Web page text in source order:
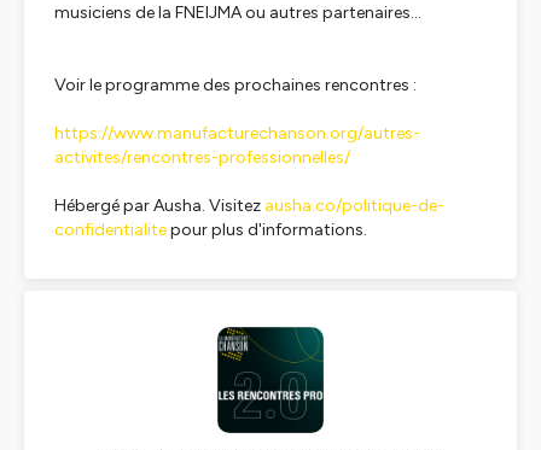
musiciens de la FNEIJMA ou autres partenaires...
Voir le programme des prochaines rencontres :
https://www.manufacturechanson.org/autres-
activites/rencontres-professionnelles/
Hébergé par Ausha. Visitez ausha.co/politique-de-
confidentialitepour plus d'informations.